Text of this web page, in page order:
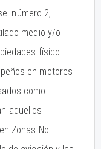
número 2,
medio y/o
físico
en motores
como
aquellos
Zonas No